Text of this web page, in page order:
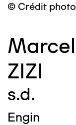
© Crédit photo
ZIZI
s.d.
Engin